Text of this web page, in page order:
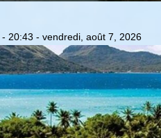
- 20:43 - vendredi, août 7, 2026